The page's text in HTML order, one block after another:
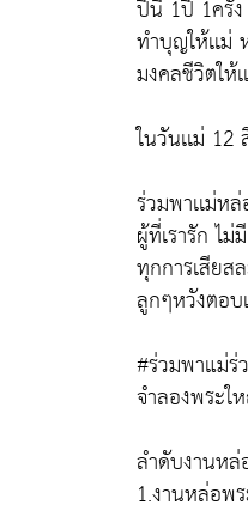
ปีนี้ 1ปี 1ครั้ง
ทำบุญให้เเม่
มงคลชีวิตให้
ในวันเเม่
ร่วมพาเเม่ห
ผู้ที่เรารัก ไ
ทุกการเสียส
ลูกๆหวังตอ
#ร่วมพาแม่
จำลองพระใ
ลำดับงานห
1.งานหล่อพ